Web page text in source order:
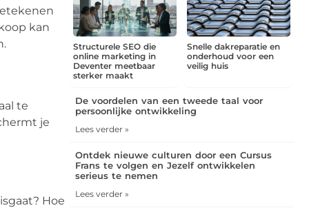
kan
te
je
Hoe
Structurele SEO die
online marketing in
Deventer meetbaar
sterker maakt
Snelle dakreparatie en
onderhoud voor een
veilig huis
De voordelen van een tweede taal voor
persoonlijke ontwikkeling
Lees verder »
Ontdek nieuwe culturen door een Cursus
Frans te volgen en Jezelf ontwikkelen
serieus te nemen
Lees verder »